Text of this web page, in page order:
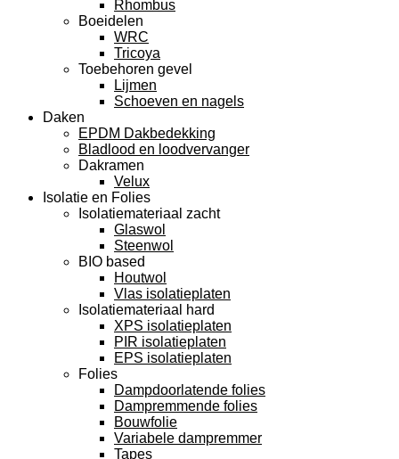
Rhombus
Boeidelen
WRC
Tricoya
Toebehoren gevel
Lijmen
Schoeven en nagels
Daken
EPDM Dakbedekking
Bladlood en loodvervanger
Dakramen
Velux
Isolatie en Folies
Isolatiemateriaal zacht
Glaswol
Steenwol
BIO based
Houtwol
Vlas isolatieplaten
Isolatiemateriaal hard
XPS isolatieplaten
PIR isolatieplaten
EPS isolatieplaten
Folies
Dampdoorlatende folies
Dampremmende folies
Bouwfolie
Variabele dampremmer
Tapes